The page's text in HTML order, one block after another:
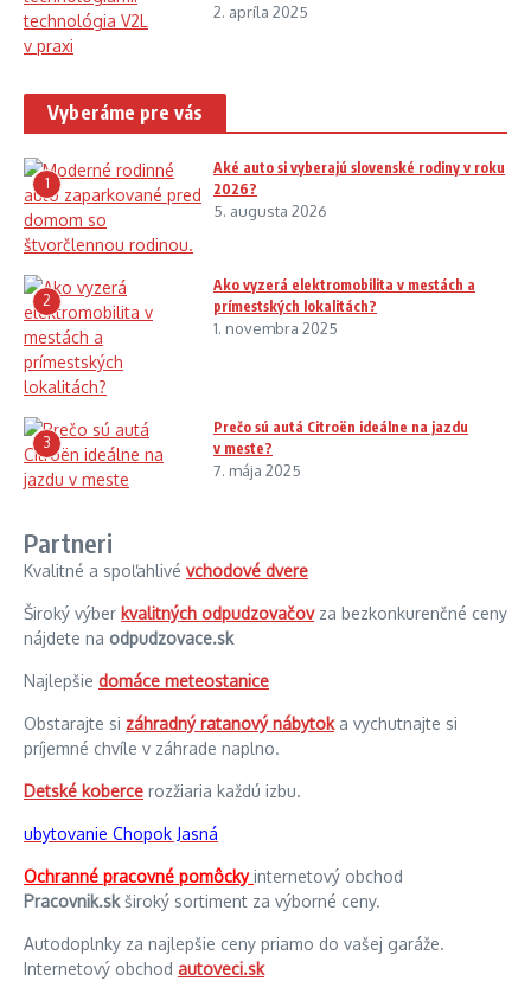
2. apríla 2025
Vyberáme pre vás
1
Aké auto si vyberajú slovenské rodiny v roku
2026?
5. augusta 2026
2
Ako vyzerá elektromobilita v mestách a
prímestských lokalitách?
1. novembra 2025
3
Prečo sú autá Citroën ideálne na jazdu
v meste?
7. mája 2025
Partneri
Kvalitné a spoľahlivé vchodové dvere
Široký výber kvalitných odpudzovačovza bezkonkurenčné ceny
nájdete na odpudzovace.sk
Najlepšie domáce meteostanice
Obstarajte si záhradný ratanový nábytoka vychutnajte si
príjemné chvíle v záhrade naplno.
Detské koberce rozžiaria každú izbu.
ubytovanie Chopok Jasná
Ochranné pracovné pomôckyinternetový obchod
Pracovnik.skširoký sortiment za výborné ceny.
Autodoplnky za najlepšie ceny priamo do vašej garáže.
Internetový obchod autoveci.sk